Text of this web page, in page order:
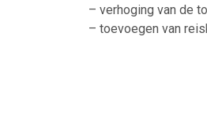
– verhoging van de
– toevoegen van